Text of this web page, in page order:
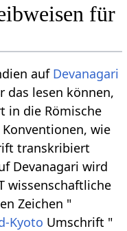
für
auf Devanagari
das lesen können,
in die Römische
wie
transkribiert
Devanagari wird
wissenschaftliche
Zeichen "
Kyoto Umschrift "